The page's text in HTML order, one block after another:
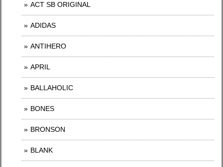
ACT SB ORIGINAL
ADIDAS
ANTIHERO
APRIL
BALLAHOLIC
BONES
BRONSON
BLANK